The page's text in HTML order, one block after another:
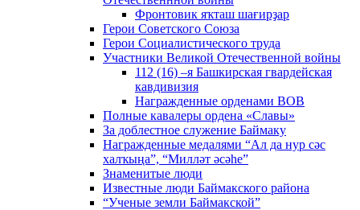
Фронтовик яҡташ шағирҙар
Герои Советского Союза
Герои Социалистического труда
Участники Великой Отечественной войны
112 (16) –я Башкирская гвардейская
кавдивизия
Награжденные орденами ВОВ
Полные кавалеры ордена «Славы»
За доблестное служение Баймаку
Награжденные медалями “Ал да нур сәс
халҡыңа”, “Милләт әсәһе”
Знаменитые люди
Известные люди Баймакского района
“Ученые земли Баймакской”